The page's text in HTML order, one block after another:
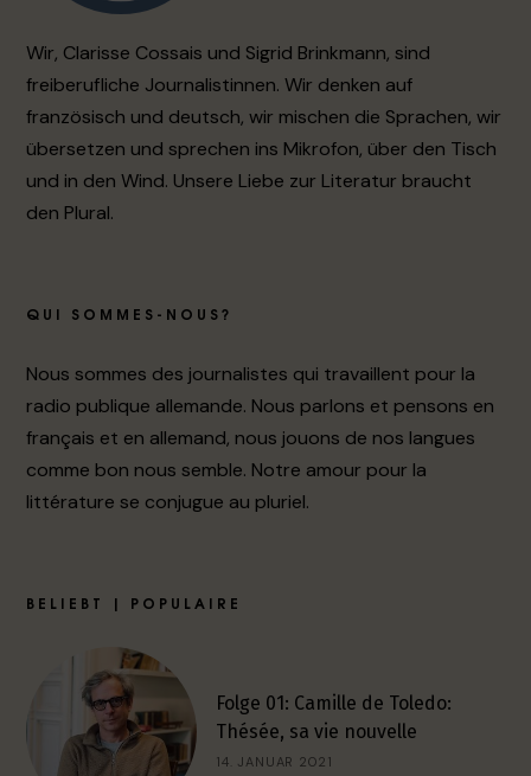
Wir, Clarisse Cossais und Sigrid Brinkmann, sind
freiberufliche Journalistinnen. Wir denken auf
französisch und deutsch, wir mischen die Sprachen, wir
übersetzen und sprechen ins Mikrofon, über den Tisch
und in den Wind. Unsere Liebe zur Literatur braucht
den Plural.
QUI SOMMES-NOUS?
Nous sommes des journalistes qui travaillent pour la
radio publique allemande. Nous parlons et pensons en
français et en allemand, nous jouons de nos langues
comme bon nous semble. Notre amour pour la
littérature se conjugue au pluriel.
BELIEBT | POPULAIRE
Folge 01: Camille de Toledo:
Thésée, sa vie nouvelle
14. JANUAR 2021